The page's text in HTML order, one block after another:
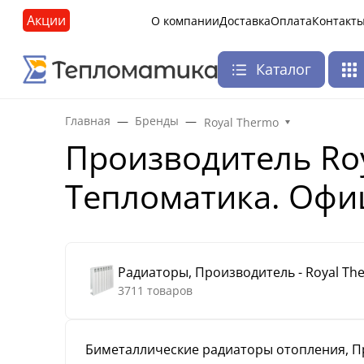
Акции О компанииДоставкаОплата
Каталог
Главная Бренды Royal Thermo
Производитель
Тепломатика.
Радиаторы, Производитель - Royal
3711 товаров
Биметаллические радиаторы отопления,